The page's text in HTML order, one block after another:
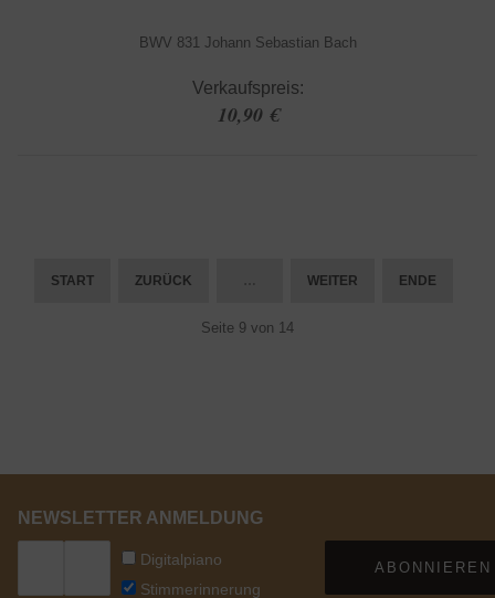
BWV 831 Johann Sebastian Bach
Verkaufspreis:
10,90 €
START ZURÜCK WEITER ENDE
Seite 9 von 14
NEWSLETTER ANMELDUNG
Digitalpiano
Stimmerinnerung
ABONNIEREN